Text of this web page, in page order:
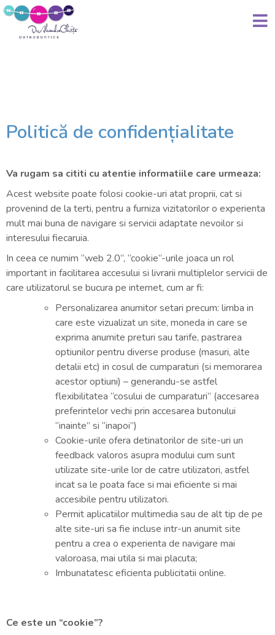
Politică de confidențialitate
Va rugam sa cititi cu atentie informatiile care urmeaza:
Acest website poate folosi cookie-uri atat proprii, cat si
provenind de la terti, pentru a furniza vizitatorilor o experienta
mult mai buna de navigare si servicii adaptate nevoilor si
interesului fiecaruia.
In ceea ce numim “web 2.0”, “cookie”-urile joaca un rol
important in facilitarea accesului si livrarii multiplelor servicii de
care utilizatorul se bucura pe internet, cum ar fi:
Personalizarea anumitor setari precum: limba in
care este vizualizat un site, moneda in care se
exprima anumite preturi sau tarife, pastrarea
optiunilor pentru diverse produse (masuri, alte
detalii etc) in cosul de cumparaturi (si memorarea
acestor optiuni) – generandu-se astfel
flexibilitatea “cosului de cumparaturi” (accesarea
preferintelor vechi prin accesarea butonului
“inainte” si “inapoi”)
Cookie-urile ofera detinatorilor de site-uri un
feedback valoros asupra modului cum sunt
utilizate site-urile lor de catre utilizatori, astfel
incat sa le poata face si mai eficiente si mai
accesibile pentru utilizatori.
Permit aplicatiilor multimedia sau de alt tip de pe
alte site-uri sa fie incluse intr-un anumit site
pentru a crea o experienta de navigare mai
valoroasa, mai utila si mai placuta;
Imbunatatesc eficienta publicitatii online.
Ce este un “cookie”?